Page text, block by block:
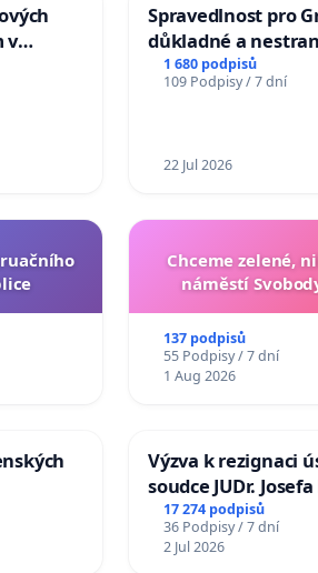
v
Spravedlnost pro
důkladné a
1 680 podpisů
109 Podpisy / 7 dní
22 Jul 2026
Chceme zelené,
náměstí
137 podpisů
55 Podpisy / 7 dní
1 Aug 2026
Výzva k rezignaci
soudce JUDr.
ohrožení důvěry
proces
17 274 podpisů
36 Podpisy / 7 dní
2 Jul 2026